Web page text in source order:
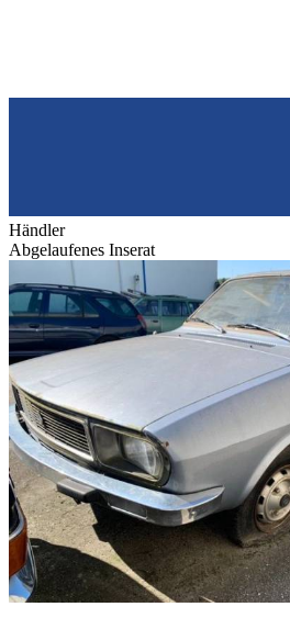
Händler
Abgelaufenes Inserat